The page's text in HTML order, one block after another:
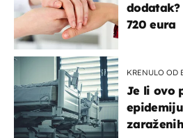
720 eura
KRENULO OD
Je li ovo